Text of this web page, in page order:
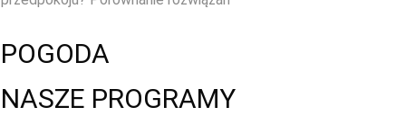
POGODA
NASZE PROGRAMY